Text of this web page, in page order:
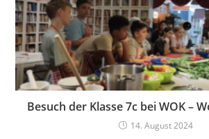
Besuch der Klasse 7c bei WOK –
14. August 2024